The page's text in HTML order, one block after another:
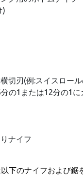
)
切刃(例:スイスロー
の1または12分の1に
ナイフ
下のナイフおよび